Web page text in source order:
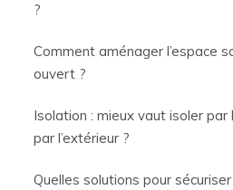
?
Comment aménager l’espace
ouvert ?
Isolation : mieux vaut isoler par
par l’extérieur ?
Quelles solutions pour